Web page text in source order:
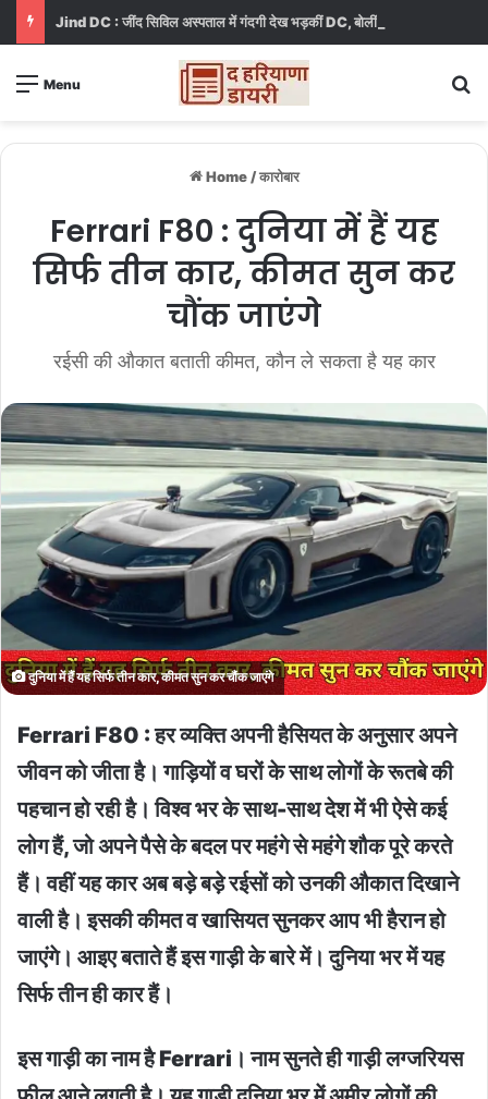
Menu
Home / कारोबार
Ferrari F80 : दुनिया में हैं यह
सिर्फ तीन कार, कीमत सुन कर
चौंक जाएंगे
रईसी की औकात बताती कीमत, कौन ले सकता है यह कार
दुनिया में हैं यह सिर्फ तीन कार, कीमत सुन कर चौंक जाएंगे
Ferrari F80 : हर व्यक्ति अपनी हैसियत के अनुसार अपने
जीवन को जीता है। गाड़ियों व घरों के साथ लोगों के रूतबे की
पहचान हो रही है। विश्व भर के साथ-साथ देश में भी ऐसे कई
लोग हैं, जो अपने पैसे के बदल पर महंगे से महंगे शौक पूरे करते
हैं। वहीं यह कार अब बड़े बड़े रईसों को उनकी औकात दिखाने
वाली है। इसकी कीमत व खासियत सुनकर आप भी हैरान हो
जाएंगे। आइए बताते हैं इस गाड़ी के बारे में। दुनिया भर में यह
सिर्फ तीन ही कार हैं।
इस गाड़ी का नाम है Ferrari। नाम सुनते ही गाड़ी लग्जरियस